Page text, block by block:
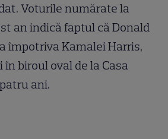
Voturile numărate la
an indică faptul că Donald
împotriva Kamalei Harris,
în biroul oval de la Casa
ani.